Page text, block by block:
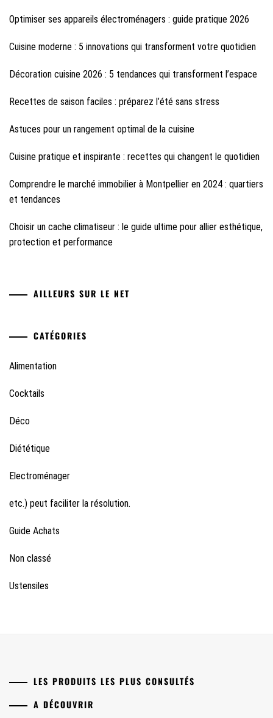
Optimiser ses appareils électroménagers : guide pratique 2026
Cuisine moderne : 5 innovations qui transforment votre quotidien
Décoration cuisine 2026 : 5 tendances qui transforment l’espace
Recettes de saison faciles : préparez l’été sans stress
Astuces pour un rangement optimal de la cuisine
Cuisine pratique et inspirante : recettes qui changent le quotidien
Comprendre le marché immobilier à Montpellier en 2024 : quartiers
et tendances
Choisir un cache climatiseur : le guide ultime pour allier esthétique,
protection et performance
AILLEURS SUR LE NET
CATÉGORIES
Alimentation
Cocktails
Déco
Diététique
Electroménager
etc.) peut faciliter la résolution.
Guide Achats
Non classé
Ustensiles
LES PRODUITS LES PLUS CONSULTÉS
A DÉCOUVRIR